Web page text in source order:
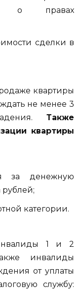
о правах
сделки в
квартиры
не менее 3
Также
квартиры
за денежную
категории.
1 и 2
инвалиды
от уплаты
службу: